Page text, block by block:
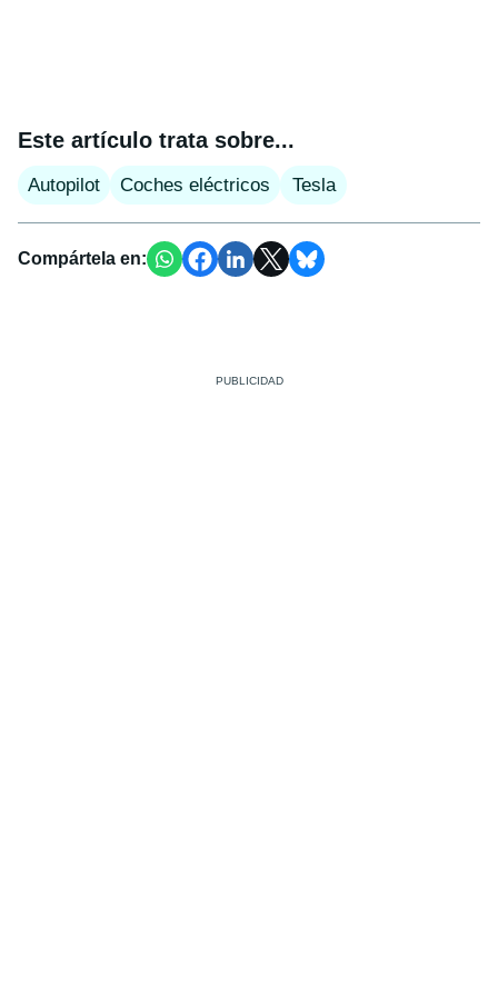
Este artículo trata sobre...
Autopilot Coches eléctricos Tesla
Compártela en: